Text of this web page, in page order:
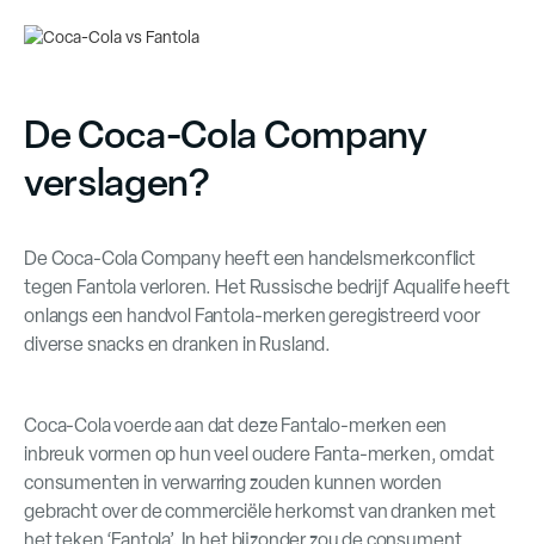
De Coca-Cola Company
verslagen?
De Coca-Cola Company heeft een handelsmerkconflict
tegen Fantola verloren. Het Russische bedrijf Aqualife heeft
onlangs een handvol Fantola-merken geregistreerd voor
diverse snacks en dranken in Rusland.
Coca-Cola voerde aan dat deze Fantalo-merken een
inbreuk vormen op hun veel oudere Fanta-merken, omdat
consumenten in verwarring zouden kunnen worden
gebracht over de commerciële herkomst van dranken met